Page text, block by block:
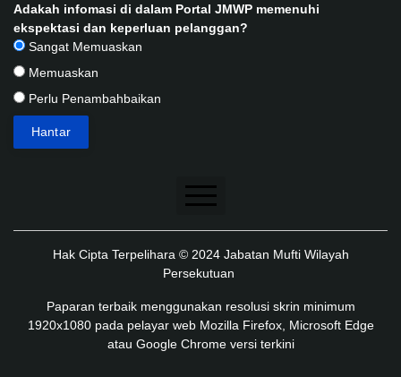
Adakah infomasi di dalam Portal JMWP memenuhi
ekspektasi dan keperluan pelanggan?
Sangat Memuaskan
Memuaskan
Perlu Penambahbaikan
Penafian
Dasar Keselamatan
Dasar Privasi Aplikasi
Hak Cipta Terpelihara © 2024 Jabatan Mufti Wilayah
Persekutuan
Paparan terbaik menggunakan resolusi skrin minimum
1920x1080 pada pelayar web Mozilla Firefox, Microsoft Edge
atau Google Chrome versi terkini